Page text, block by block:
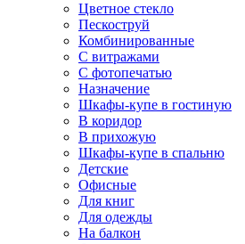
Цветное стекло
Пескоструй
Комбинированные
С витражами
С фотопечатью
Назначение
Шкафы-купе в гостиную
В коридор
В прихожую
Шкафы-купе в спальню
Детские
Офисные
Для книг
Для одежды
На балкон